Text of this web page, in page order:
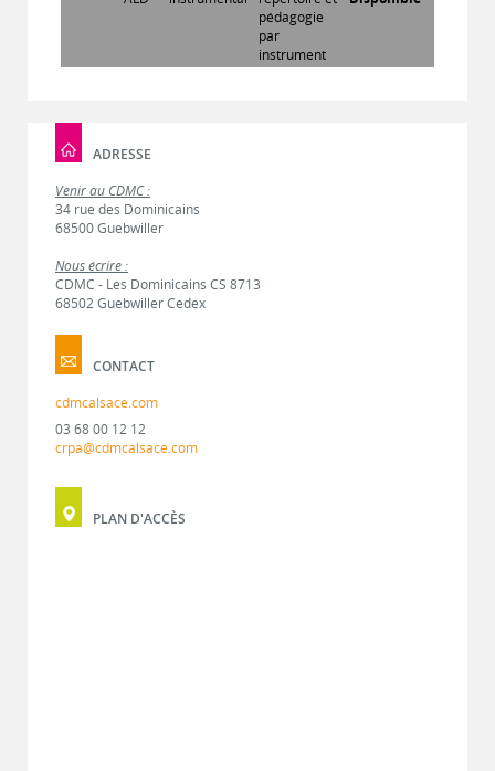
pédagogie
par
instrument
ADRESSE
Venir au CDMC :
34 rue des Dominicains
68500 Guebwiller
Nous écrire :
CDMC - Les Dominicains CS 8713
68502 Guebwiller Cedex
CONTACT
cdmcalsace.com
03 68 00 12 12
crpa@cdmcalsace.com
PLAN D'ACCÈS